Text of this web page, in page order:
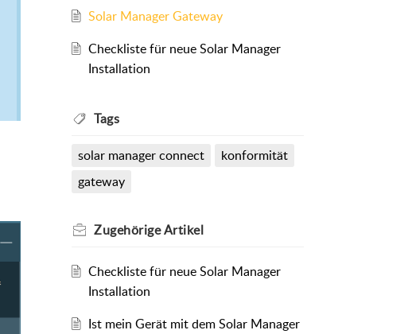
Solar Manager Gateway
Checkliste für neue Solar Manager
Installation
Tags
solar manager connect
konformität
gateway
ZugehörigeArtikel
Checkliste für neue Solar Manager
Installation
Ist mein Gerät mit dem Solar Manager